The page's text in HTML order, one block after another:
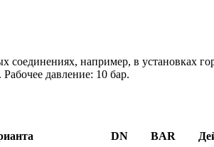
соединениях, например, в установках
давление: 10 бар.
DN BAR